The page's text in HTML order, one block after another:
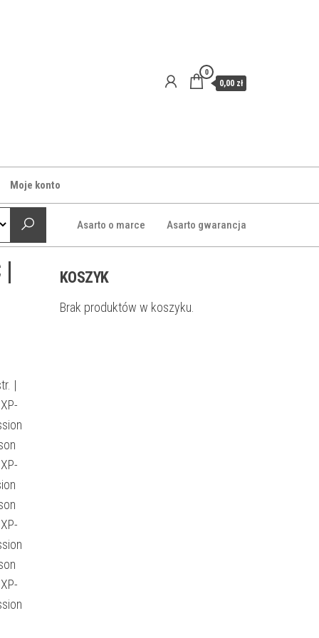
0
0,00 zł
Moje konto
Asarto o marce Asarto gwarancja
|
|
KOSZYK
Brak produktów w koszyku.